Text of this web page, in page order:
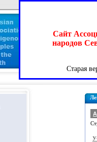
Сайт
народов
Старая